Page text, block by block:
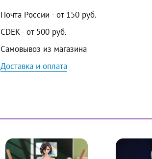
Почта России - от 150 руб.
CDEK - от 500 руб.
Самовывоз из магазина
Доставка и оплата